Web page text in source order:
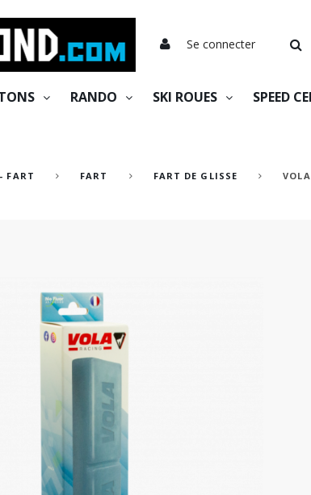
Se connecter
RANDO SKI ROUES SPEED
FART FART FART DE GLISSE